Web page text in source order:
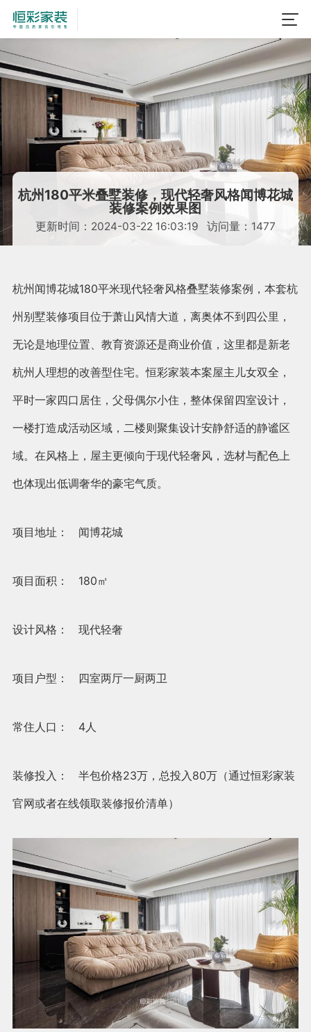
杭州180平米叠墅装修，现代轻奢风格闻博花城
装修案例效果图
更新时间：2024-03-22 16:03:19 访问量：1477
杭州闻博花城180平米现代轻奢风格叠墅装修案例，本套杭
州别墅装修项目位于萧山风情大道，离奥体不到四公里，
无论是地理位置、教育资源还是商业价值，这里都是新老
杭州人理想的改善型住宅。恒彩家装本案屋主儿女双全，
平时一家四口居住，父母偶尔小住，整体保留四室设计，
一楼打造成活动区域，二楼则聚集设计安静舒适的静谧区
域。在风格上，屋主更倾向于现代轻奢风，选材与配色上
也体现出低调奢华的豪宅气质。
项目地址： 闻博花城
项目面积： 180㎡
设计风格： 现代轻奢
项目户型： 四室两厅一厨两卫
常住人口： 4人
装修投入： 半包价格23万，总投入80万（通过恒彩家装
官网或者在线领取装修报价清单）